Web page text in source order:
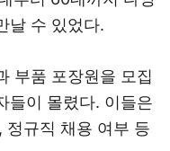
날 수 있었다.
부품 포장원을 모집
들이 몰렸다. 이들은
정규직 채용 여부 등